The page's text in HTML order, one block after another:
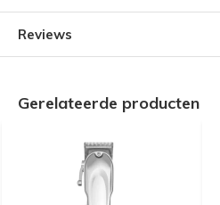
Reviews
Gerelateerde producten